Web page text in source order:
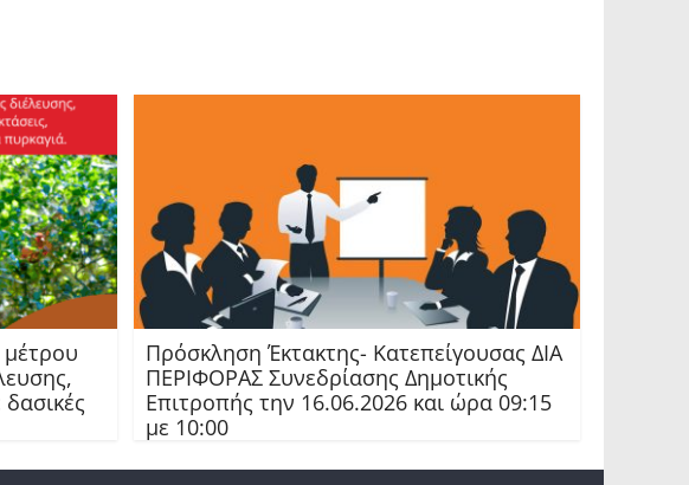
Πρόσκληση Έκτακτης- Κατεπείγουσας ΔΙΑ
ΠΕΡΙΦΟΡΑΣ Συνεδρίασης Δημοτικής
Επιτροπής την 16.06.2026 και ώρα 09:15
με 10:00